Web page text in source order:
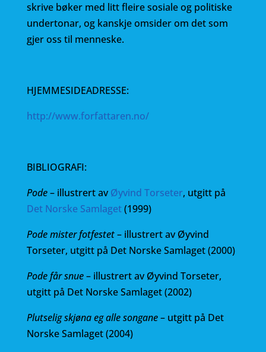
skrive bøker med litt fleire sosiale og politiske
undertonar, og kanskje omsider om det som
gjer oss til menneske.
HJEMMESIDEADRESSE:
http://www.forfattaren.no/
BIBLIOGRAFI:
Pode– illustrert avØyvind Torseter, utgitt på
Det Norske Samlaget(1999)
Pode mister fotfestet– illustrert av Øyvind
Torseter, utgitt på Det Norske Samlaget (2000)
Pode får snue– illustrert av Øyvind Torseter,
utgitt på Det Norske Samlaget (2002)
Plutselig skjøna eg alle songane– utgitt på Det
Norske Samlaget (2004)